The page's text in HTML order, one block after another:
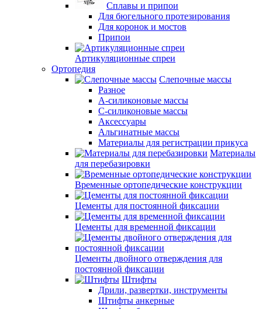
Сплавы и припои
Для бюгельного протезирования
Для коронок и мостов
Припои
Артикуляционные спреи
Ортопедия
Слепочные массы
Разное
А-силиконовые массы
С-силиконовые массы
Аксессуары
Альгинатные массы
Материалы для регистрации прикуса
Материалы
для перебазировки
Временные ортопедические конструкции
Цементы для постоянной фиксации
Цементы для временной фиксации
Цементы двойного отверждения для
постоянной фиксации
Штифты
Дрили, развертки, инструменты
Штифты анкерные